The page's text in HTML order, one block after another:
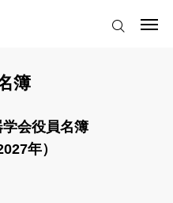
により被災された皆様へ
により被災された皆様へ
簿
学会役員名簿
年）